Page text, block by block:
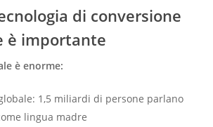
di conversione
è importante
è enorme:
1,5 miliardi di persone parlano
lingua madre